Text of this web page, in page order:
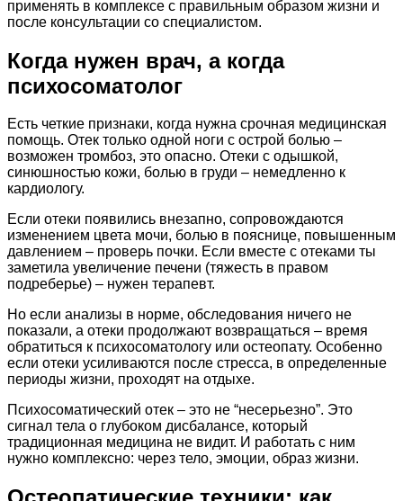
применять в комплексе с правильным образом жизни и
после консультации со специалистом.
Когда нужен врач, а когда
психосоматолог
Есть четкие признаки, когда нужна срочная медицинская
помощь. Отек только одной ноги с острой болью –
возможен тромбоз, это опасно. Отеки с одышкой,
синюшностью кожи, болью в груди – немедленно к
кардиологу.
Если отеки появились внезапно, сопровождаются
изменением цвета мочи, болью в пояснице, повышенным
давлением – проверь почки. Если вместе с отеками ты
заметила увеличение печени (тяжесть в правом
подреберье) – нужен терапевт.
Но если анализы в норме, обследования ничего не
показали, а отеки продолжают возвращаться – время
обратиться к психосоматологу или остеопату. Особенно
если отеки усиливаются после стресса, в определенные
периоды жизни, проходят на отдыхе.
Психосоматический отек – это не “несерьезно”. Это
сигнал тела о глубоком дисбалансе, который
традиционная медицина не видит. И работать с ним
нужно комплексно: через тело, эмоции, образ жизни.